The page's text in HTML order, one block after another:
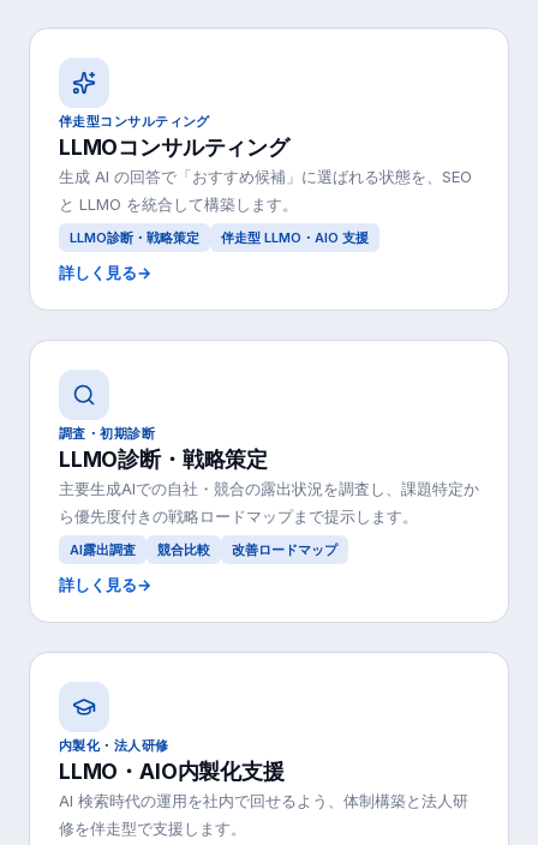
伴走型コンサルティング
LLMOコンサルティング
生成 AI の回答で「おすすめ候補」に選ばれる状態を、SEO
と LLMO を統合して構築します。
LLMO診断・戦略策定 伴走型 LLMO・AIO 支援
詳しく見る→
調査・初期診断
LLMO診断・戦略策定
主要生成AIでの自社・競合の露出状況を調査し、課題特定か
ら優先度付きの戦略ロードマップまで提示します。
AI露出調査 競合比較 改善ロードマップ
詳しく見る→
内製化・法人研修
LLMO・AIO内製化支援
AI 検索時代の運用を社内で回せるよう、体制構築と法人研
修を伴走型で支援します。